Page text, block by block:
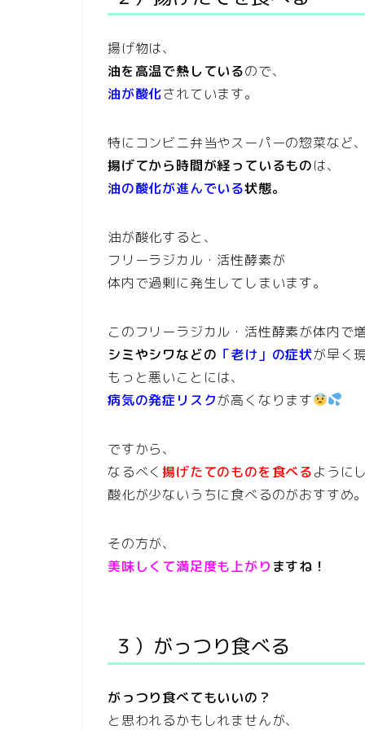
揚げ物は、
油を高温で熱しているので、
油が酸化されています。
特にコンビニ弁当やスーパーの惣菜など、
揚げてから時間が経っているものは、
油の酸化が進んでいる状態。
油が酸化すると、
フリーラジカル・活性酵素が
体内で過剰に発生してしまいます。
このフリーラジカル・活性酵素が体内で
シミやシワなどの 「老け」の症状が早く
もっと悪いことには、
病気の発症リスクが高くなります
ですから、
なるべく揚げたてのものを食べるように
酸化が少ないうちに食べるのがおすすめ。
その方が、
美味しくて満足度も上がり ますね！
３）がっつり食べる
がっつり食べてもいいの？
と思われるかもしれませんが、